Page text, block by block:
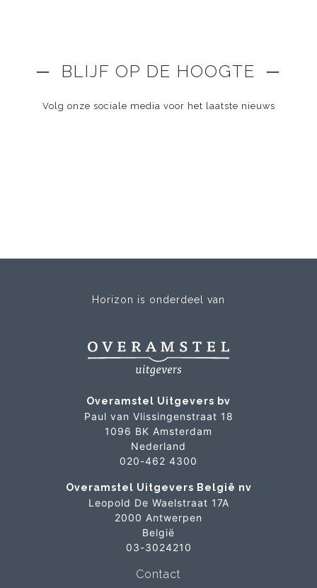
─ BLIJF OP DE HOOGTE ─
Volg onze sociale media voor het laatste nieuws
Horizon is onderdeel van
Overamstel Uitgevers bv
Paul van Vlissingenstraat 18
1096 BK Amsterdam
Nederland
020-462 4300
Overamstel Uitgevers België nv
Leopold De Waelstraat 17A
2000 Antwerpen
België
03-3024210
Contact